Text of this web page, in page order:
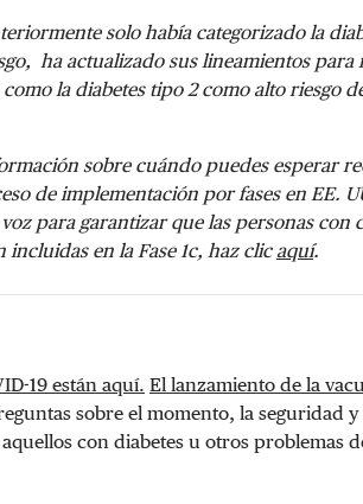
solo había categorizado la
ha actualizado sus lineamientos
como la diabetes tipo 2 como alto riesgo
sobre cuándo puedes esperar
de implementación por fases en EE.
para garantizar que las personas con
incluidas en la Fase 1c, haz clic aquí.
19 están aquí. El lanzamiento de la
sobre el momento, la seguridad
con diabetes u otros problemas